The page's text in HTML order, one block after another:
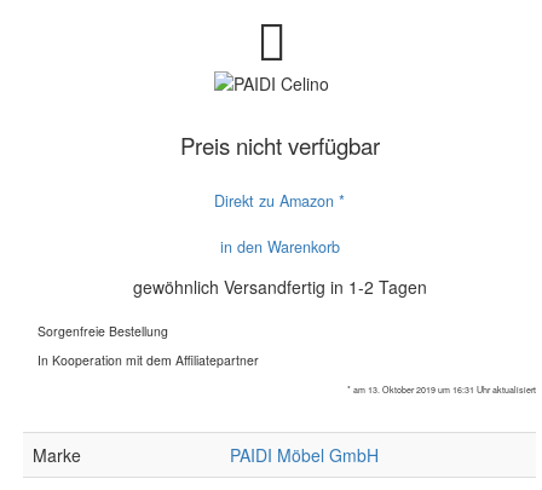
Preis nicht verfügbar
Direkt zu Amazon *
in den Warenkorb
gewöhnlich Versandfertig in 1-2 Tagen
Sorgenfreie Bestellung
In Kooperation mit dem Affiliatepartner
* am 13. Oktober 2019 um 16:31 Uhr aktualisiert
Marke
PAIDI Möbel GmbH